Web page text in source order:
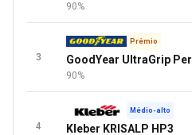
90%
3
Prémio
GoodYear UltraGrip
90%
4
Médio-alto
Kleber KRISALP HP3